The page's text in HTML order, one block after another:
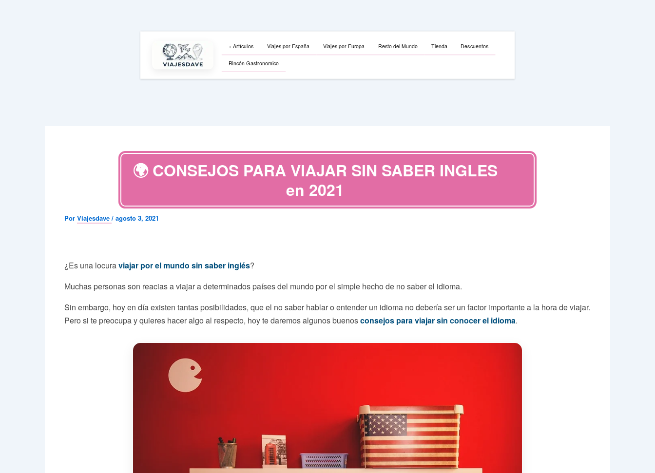
+ Artículos Viajes por España Viajes por Europa Resto del Mundo Tienda Descuentos
Rincón Gastronomico
🌍 CONSEJOS PARA VIAJAR SIN SABER INGLES
en 2021
Por Viajesdave / agosto 3, 2021
¿Es una locuraviajar por el mundo sin saber inglés?
Muchas personas son reacias a viajar a determinados países del mundo por el simple hecho de no saber el idioma.
Sin embargo, hoy en día existen tantas posibilidades, que el no saber hablar o entender un idioma no debería ser un factor importante a la hora de viajar.
Pero si te preocupa y quieres hacer algo al respecto, hoy te daremos algunos buenosconsejos para viajar sin conocer el idioma.